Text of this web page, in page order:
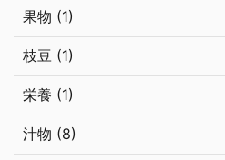
果物 (1)
枝豆 (1)
栄養 (1)
汁物 (8)